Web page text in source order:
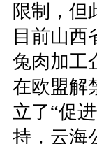
限制，但
目前山西
兔肉加工
在欧盟解
立了“促
持，云海